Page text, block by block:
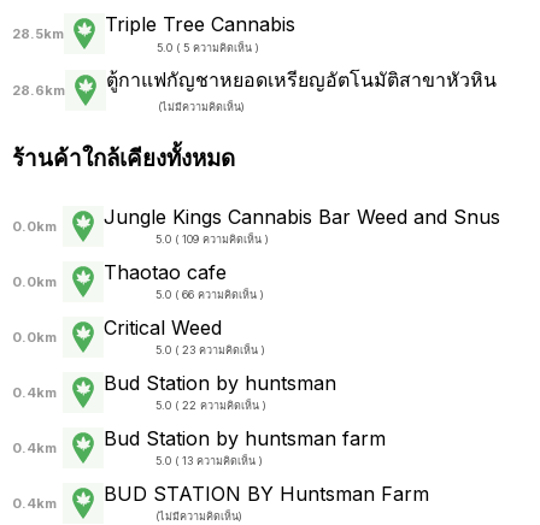
28.5km Triple Tree Cannabis
5.0 ( 5 ความคิดเห็น )
28.6km ตู้กาแฟกัญชาหยอดเหรียญอัตโนมัติสาขาหัวหิน
(ไม่มีความคิดเห็น)
ร้านค้าใกล้เคียงทั้งหมด
0.0km Jungle Kings Cannabis Bar Weed and Snus
5.0 ( 109 ความคิดเห็น )
0.0km Thaotao cafe
5.0 ( 66 ความคิดเห็น )
0.0km Critical Weed
5.0 ( 23 ความคิดเห็น )
0.4km Bud Station by huntsman
5.0 ( 22 ความคิดเห็น )
0.4km Bud Station by huntsman farm
5.0 ( 13 ความคิดเห็น )
0.4km BUD STATION BY Huntsman Farm
(ไม่มีความคิดเห็น)